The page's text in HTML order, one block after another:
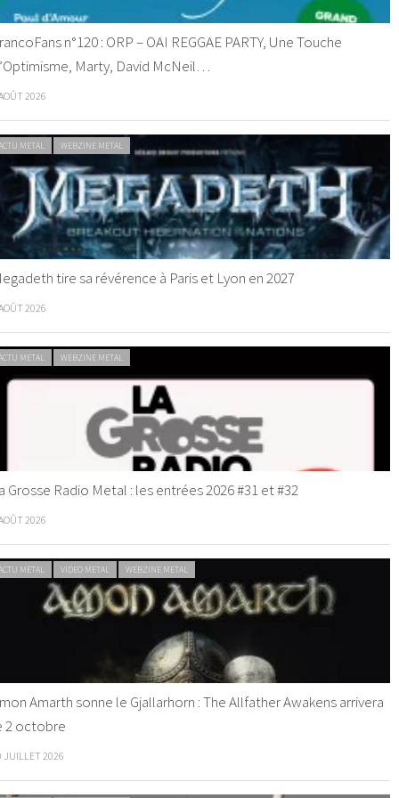
n°120 : ORP – OAI REGGAE PARTY, Une Touche
Marty, David McNeil…
2026
METAL WEBZINE METAL
tire sa révérence à Paris et Lyon en 2027
2026
METAL WEBZINE METAL
Grosse Radio Metal : les entrées 2026 #31 et #32
2026
METAL VIDEO METAL WEBZINE METAL
Amarth sonne le Gjallarhorn : The Allfather Awakens arrivera
2 octobre
JUILLET 2026